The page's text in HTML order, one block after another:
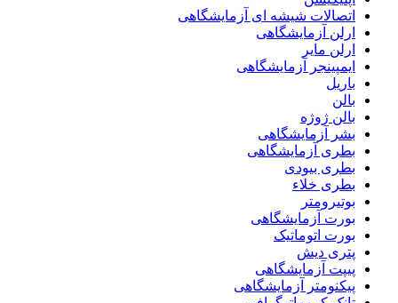
اتصالات شیشه ای آزمایشگاهی
ارلن آزمایشگاهی
ارلن مایر
ایمپینجر آزمایشگاهی
باریل
بالن
بالن ژوژه
بشر آزمایشگاهی
بطری آزمایشگاهی
بطری بیودی
بطری خلاء
بوتیرومتر
بورت آزمایشگاهی
بورت اتوماتیک
پتری دیش
پیپت آزمایشگاهی
پیکنومتر آزمایشگاهی